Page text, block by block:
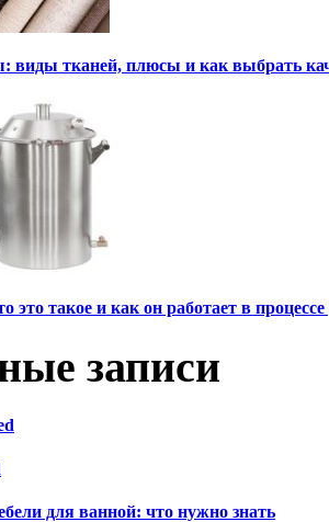
виды тканей, плюсы и как выбрать
это такое и как он работает в
записи
для ванной: что нужно знать